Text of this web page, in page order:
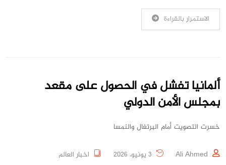
الاستمرار بالقراءة
ألمانيا تفشل في الحصول على مقعد
بمجلس الأمن الدولي
خسرت التصويت أمام البرتغال والنمسا
Ali Ahmed اخبار العالم